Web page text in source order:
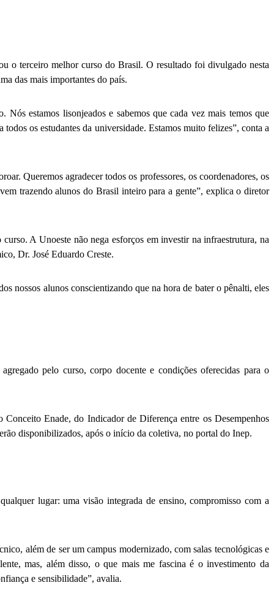
o terceiro melhor curso do Brasil. O resultado foi divulgado nesta
das mais importantes do país.
estamos lisonjeados e sabemos que cada vez mais temos que
os estudantes da universidade. Estamos muito felizes”, conta a
Queremos agradecer todos os professores, os coordenadores, os
trazendo alunos do Brasil inteiro para a gente”, explica o diretor
A Unoeste não nega esforços em investir na infraestrutura, na
Dr. José Eduardo Creste.
nossos alunos conscientizando que na hora de bater o pênalti, eles
pelo curso, corpo docente e condições oferecidas para o
Enade, do Indicador de Diferença entre os Desempenhos
disponibilizados, após o início da coletiva, no portal do Inep.
lugar: uma visão integrada de ensino, compromisso com a
além de ser um campus modernizado, com salas tecnológicas e
mas, além disso, o que mais me fascina é o investimento da
e sensibilidade”, avalia.